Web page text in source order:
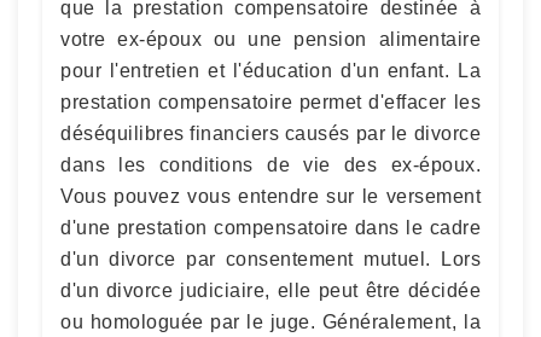
que la prestation compensatoire destinée à
votre ex-époux ou une pension alimentaire
pour l'entretien et l'éducation d'un enfant. La
prestation compensatoire permet d'effacer les
déséquilibres financiers causés par le divorce
dans les conditions de vie des ex-époux.
Vous pouvez vous entendre sur le versement
d'une prestation compensatoire dans le cadre
d'un divorce par consentement mutuel. Lors
d'un divorce judiciaire, elle peut être décidée
ou homologuée par le juge. Généralement, la